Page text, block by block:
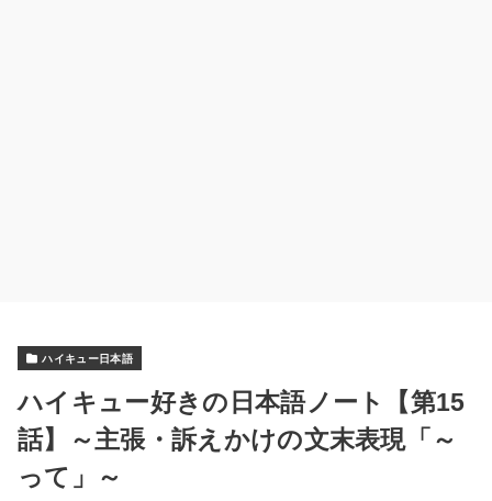
ハイキュー日本語
ハイキュー好きの日本語ノート【第15
話】～主張・訴えかけの文末表現「～
って」～